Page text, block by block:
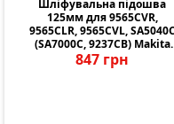
Шліфувальна підошва
125мм для 9565CVR,
9565CLR, 9565CVL, SA5040C
(SA7000C, 9237CB) Makita
(743060-6)
847 грн